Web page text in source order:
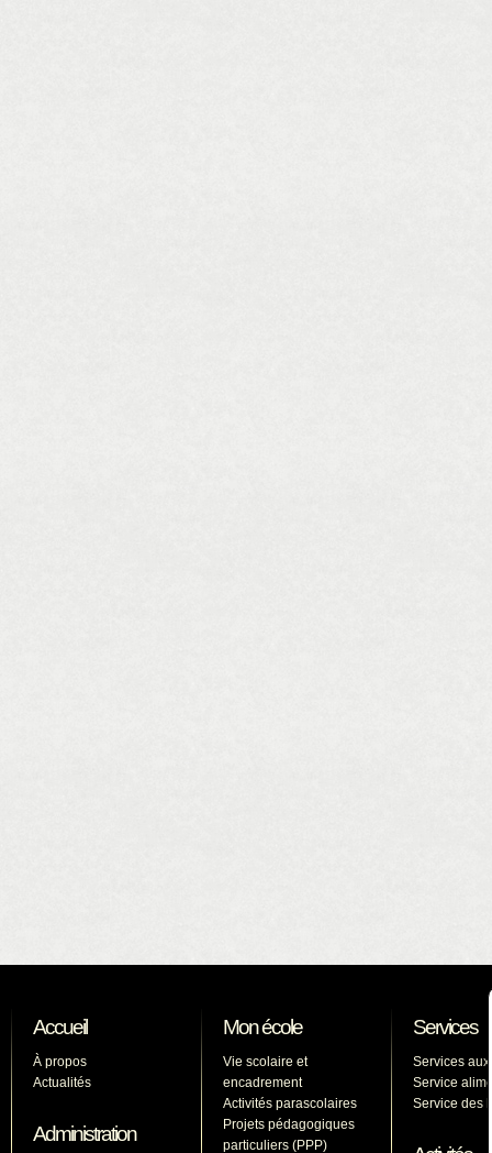
Accueil
À propos
Actualités
Administration
Mon école
Vie scolaire et
encadrement
Activités parascolaires
Projets pédagogiques
particuliers (PPP)
Services
Services
Service
Service des